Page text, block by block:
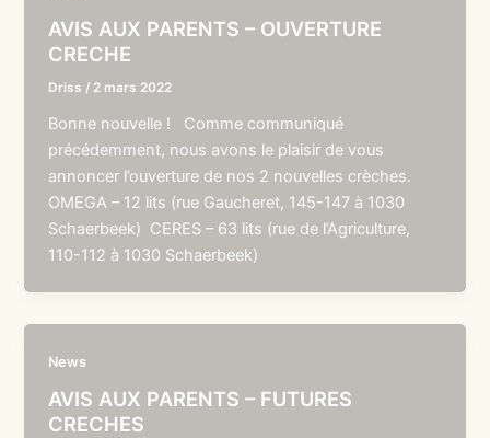
AVIS AUX PARENTS – OUVERTURE
CRECHE
Driss / 2 mars 2022
Bonne nouvelle ! Comme communiqué
précédemment, nous avons le plaisir de vous
annoncer l’ouverture de nos 2 nouvelles crèches.
OMEGA – 12 lits (rue Gaucheret, 145-147 à 1030
Schaerbeek) CERES – 63 lits (rue de l’Agriculture,
110-112 à 1030 Schaerbeek)
News
AVIS AUX PARENTS – FUTURES
CRECHES